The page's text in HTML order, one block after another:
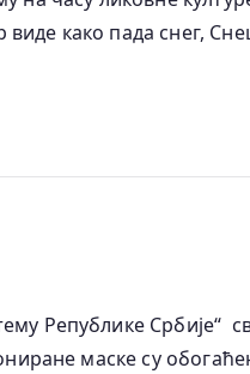
како пада снег,
Републике Србије“
маске су